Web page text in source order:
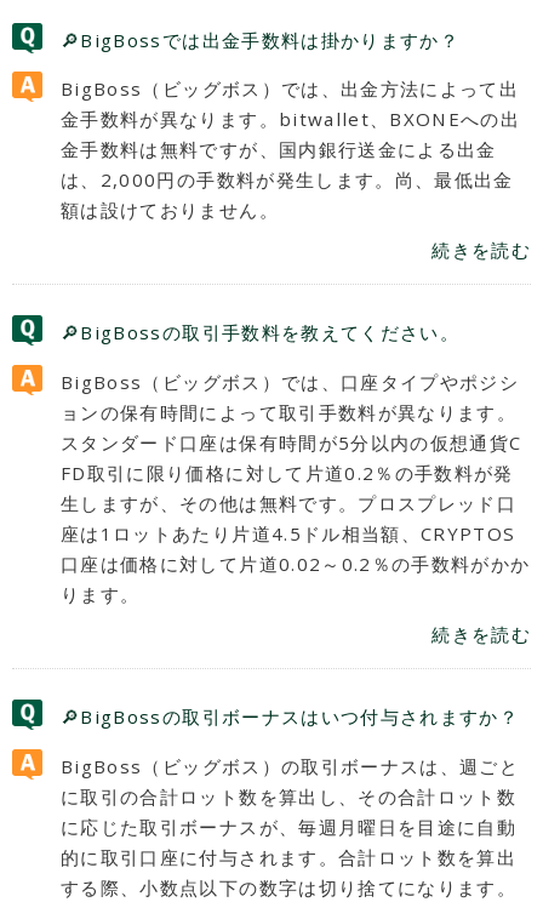
🔎BigBossでは出金手数料は掛かりますか？
BigBoss（ビッグボス）では、出金方法によって出
金手数料が異なります。bitwallet、BXONEへの出
金手数料は無料ですが、国内銀行送金による出金
は、2,000円の手数料が発生します。尚、最低出金
額は設けておりません。
続きを読む
🔎BigBossの取引手数料を教えてください。
BigBoss（ビッグボス）では、口座タイプやポジシ
ョンの保有時間によって取引手数料が異なります。
スタンダード口座は保有時間が5分以内の仮想通貨C
FD取引に限り価格に対して片道0.2％の手数料が発
生しますが、その他は無料です。プロスプレッド口
座は1ロットあたり片道4.5ドル相当額、CRYPTOS
口座は価格に対して片道0.02～0.2％の手数料がかか
ります。
続きを読む
🔎BigBossの取引ボーナスはいつ付与されますか？
BigBoss（ビッグボス）の取引ボーナスは、週ごと
に取引の合計ロット数を算出し、その合計ロット数
に応じた取引ボーナスが、毎週月曜日を目途に自動
的に取引口座に付与されます。合計ロット数を算出
する際、小数点以下の数字は切り捨てになります。